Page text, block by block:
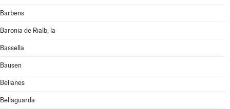
Barbens
Baronia de Rialb, la
Bassella
Bausen
Belianes
Bellaguarda